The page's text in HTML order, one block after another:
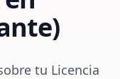
tu Licencia